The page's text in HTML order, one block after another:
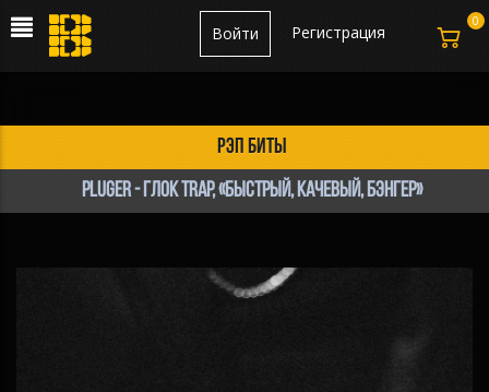
Регистрация
Войти
рэп биты
PLUGER - Глок Trap, «Быстрый, Качевый, Бэнгер»
0